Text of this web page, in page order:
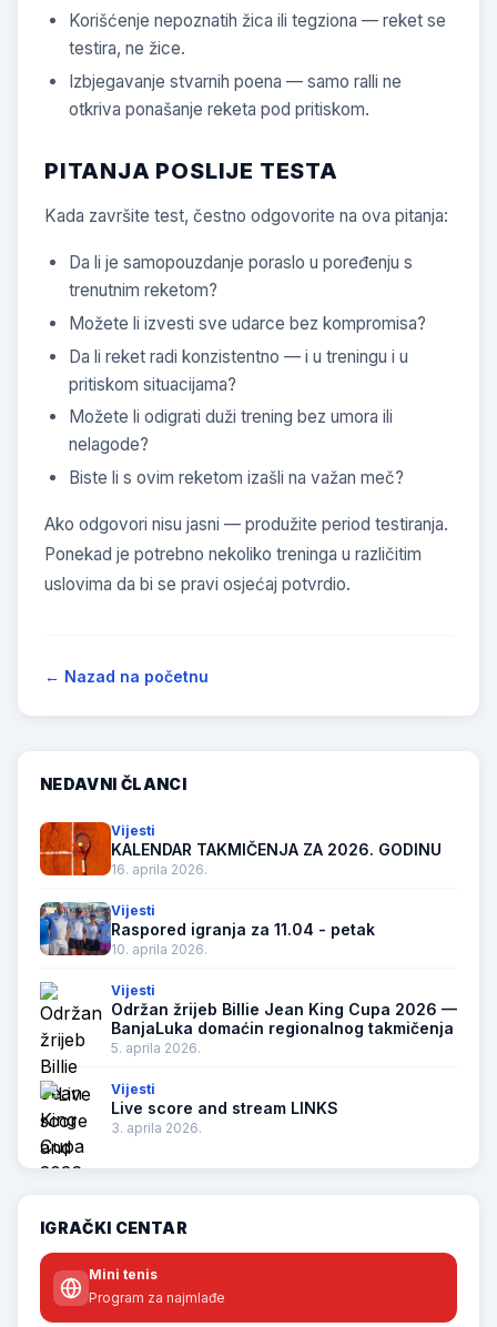
Korišćenje nepoznatih žica ili tegziona — reket se
testira, ne žice.
Izbjegavanje stvarnih poena — samo ralli ne
otkriva ponašanje reketa pod pritiskom.
PITANJA POSLIJE TESTA
Kada završite test, čestno odgovorite na ova pitanja:
Da li je samopouzdanje poraslo u poređenju s
trenutnim reketom?
Možete li izvesti sve udarce bez kompromisa?
Da li reket radi konzistentno — i u treningu i u
pritiskom situacijama?
Možete li odigrati duži trening bez umora ili
nelagode?
Biste li s ovim reketom izašli na važan meč?
Ako odgovori nisu jasni — produžite period testiranja.
Ponekad je potrebno nekoliko treninga u različitim
uslovima da bi se pravi osjećaj potvrdio.
← Nazad na početnu
NEDAVNI ČLANCI
Vijesti
KALENDAR TAKMIČENJA ZA 2026. GODINU
16. aprila 2026.
Vijesti
Raspored igranja za 11.04 - petak
10. aprila 2026.
Vijesti
Održan žrijeb Billie Jean King Cupa 2026 —
BanjaLuka domaćin regionalnog takmičenja
5. aprila 2026.
Vijesti
Live score and stream LINKS
3. aprila 2026.
IGRAČKI CENTAR
Mini tenis
Program za najmlađe